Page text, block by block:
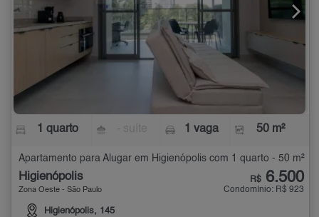
1 quarto 1 vaga 50 m²
Apartamento para Alugar em Higienópolis com 1 quarto - 50 m²
Higienópolis
Zona Oeste - São Paulo
Higienópolis, 145
R$ 6.500
Condomínio: R$ 923